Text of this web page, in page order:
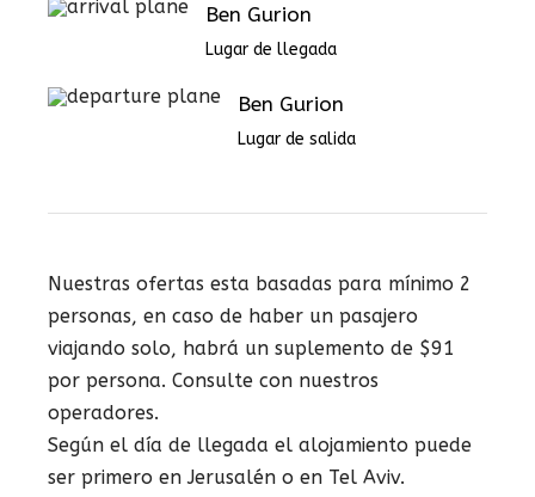
Ben Gurion
Lugar de llegada
Ben Gurion
Lugar de salida
Nuestras ofertas esta basadas para mínimo 2
personas, en caso de haber un pasajero
viajando solo, habrá un suplemento de $91
por persona. Consulte con nuestros
operadores.
Según el día de llegada el alojamiento puede
ser primero en Jerusalén o en Tel Aviv.